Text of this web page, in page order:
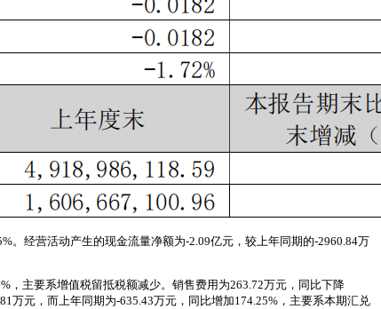
。经营活动产生的现金流量净额为-2.09亿元，较上年同期的-2960.84万
，主要系增值税留抵税额减少。销售费用为263.72万元，同比下降
万元，而上年同期为-635.43万元，同比增加174.25%，主要系本期汇兑